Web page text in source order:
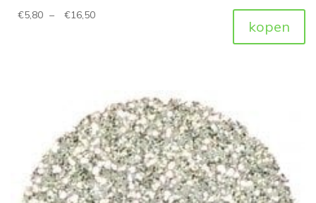
€5,80 – €16,50
kopen